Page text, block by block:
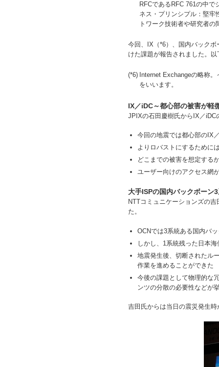
RFCであるRFC 761の中
ネス・プリンシプル：堅牢
トワーク技術者や研究者
今回、IX（*6）、国内バック
けた課題が報告されました。
(*6) Internet Exchangeの略称
をいいます。
IX／iDC～都心部の被害が軽
JPIXの石田慶樹氏からIX／iDC
今回の地震では都心部のIX
よりロバストにするために
どこまでの被害を想定する
ユーザー向けのアクセス網
大手ISPの国内バックボーン
NTTコミュニケーションズの
た。
OCNでは3系統ある国内バ
しかし、1系統残った日本
地震発生後、切断されたル
作業を進めることができた
今後の課題として物理的な
ンツの分散の必要性などが
吉田氏からは当日の震災発生